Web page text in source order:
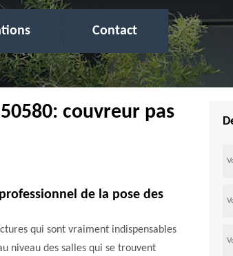
Contact
couvreur pas
de la pose des
qui sont vraiment indispensables
niveau des salles qui se trouvent